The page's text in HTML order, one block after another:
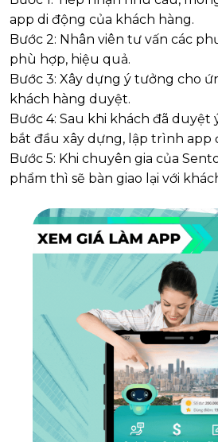
app di động của khách hàng.
Bước 2: Nhân viên tư vấn các
phù hợp, hiệu quả.
Bước 3: Xây dựng ý tưởng cho
khách hàng duyệt.
Bước 4: Sau khi khách đã duyệt
bắt đầu xây dựng, lập trình app
Bước 5: Khi chuyên gia của
phẩm thì sẽ bàn giao lại với